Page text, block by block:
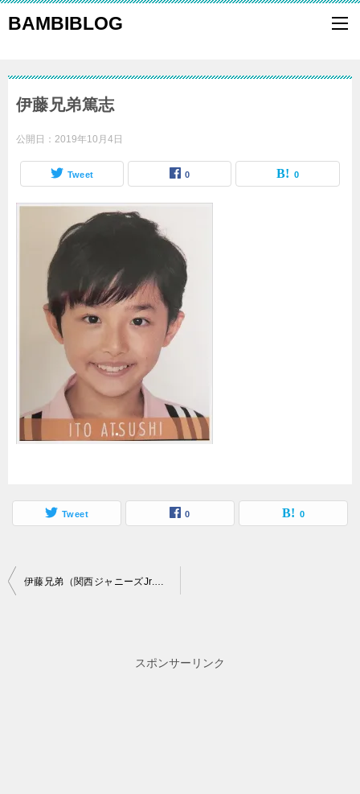
BAMBIBLOG
伊藤兄弟篤志
公開日： 2019年10月4日
Tweet 0 0
Tweet 0 0
投
伊藤兄弟（関西ジャニーズJr.）は母子家庭！本当は3兄弟だった？
スポンサーリンク